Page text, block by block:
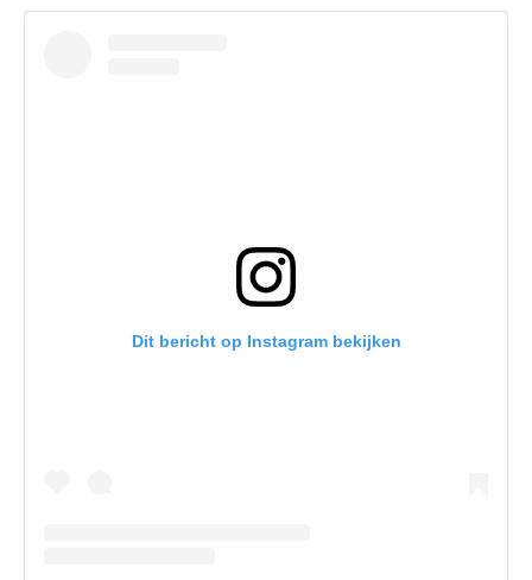
Dit bericht op Instagram bekijken